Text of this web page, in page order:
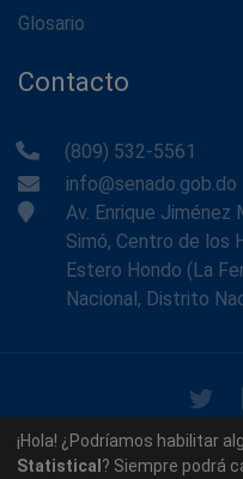
Glosario
Contacto
(809) 532-5561
info@senado.gob.do
Av. Enrique Jiménez
Simó, Centro de los
Estero Hondo (La
Nacional, Distrito
© 2026 - Memoria
Dominicana.
¡Hola! ¿Podríamos habilitar
Statistical ? Siempre podrá